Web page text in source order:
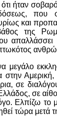
ήταν
που
και
της
μεγάλο
στην
σε
σε
Ελπίζω το
τώρα μετά